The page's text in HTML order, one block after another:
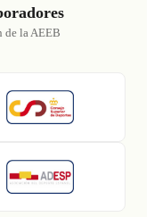
de la AEEB